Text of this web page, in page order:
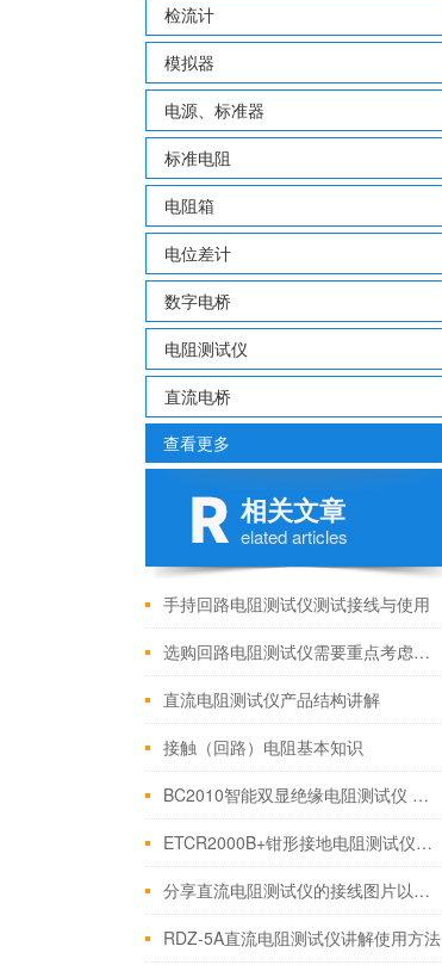
检流计
模拟器
电源、标准器
标准电阻
电阻箱
电位差计
数字电桥
电阻测试仪
直流电桥
查看更多
相关文章
elated articles
手持回路电阻测试仪测试接线与使用
选购回路电阻测试仪需要重点考虑哪些事项?
直流电阻测试仪产品结构讲解
接触（回路）电阻基本知识
BC2010智能双显绝缘电阻测试仪 使用方法
ETCR2000B+钳形接地电阻测试仪产品介绍
分享直流电阻测试仪的接线图片以及使用方法
RDZ-5A直流电阻测试仪讲解使用方法